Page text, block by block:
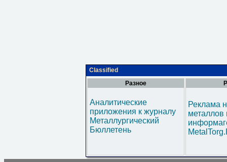
Classified
Разное
Аналитические
приложения к журналу
Металлургический
Бюллетень
Реклама
металлов